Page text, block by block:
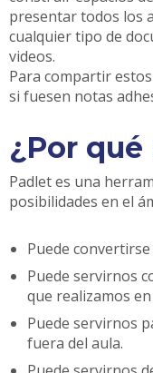
presentar todos los
cualquier tipo de
videos.
Para compartir
si fuesen notas
¿Por qué
Padlet es una
posibilidades en el
Puede
Puede servirnos
que realizamos
Puede servirnos
fuera del aula.